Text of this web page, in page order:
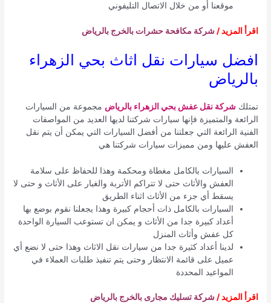
موقعنا أو من خلال الاتصال التليفوني
اقرأ المزيد /شركة مكافحة حشرات بالخرج بالرياض
افضل سيارات نقل اثاث بحي الزهراء
بالرياض
تمتلكشركة نقل عفش بحي الزهراء بالرياض مجموعة من السيارات
الرائعة والمتميزة فإنها سيارات شركتنا لديها العديد من المواصفات
الفنية الرائعة التي جعلتنا من أفضل السيارات التي يمكن أن يتم نقل
العفش عليها ومن مميزات سيارات شركتنا هي
السيارات بالكامل مغطاة ومحكمة وهذا للحفاظ على سلامة
العفش والأثاث حتى لا تتراكم الأتربة والغبار على الأثاث و حتى لا
يسقط أي جزء من الأثاث اثناء الطريق
السيارات بالكامل ذات أحجام كبيرة وهذا يجعلنا نقوم بوضع بها
أعداد كبيرة جدا من الأثاث و يمكن ان تستوعب السيارة الواحدة
كل عفش وأثاث المنزل
لدينا أعداد كثيرة جدا من سيارات نقل الاثاث وهذا حتى لا نضع أي
عميل على قائمة الانتظار وحتى يتم تنفيذ طلبات العملاء في
المواعيد المحددة
اقرأ المزيد /شركة تسليك مجارى بالخرج بالرياض